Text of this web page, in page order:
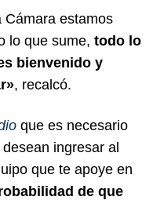
Cámara estamos
lo que sume, todo lo
bienvenido y
, recalcó.
que es necesario
ingresar al
que te apoye en
de que